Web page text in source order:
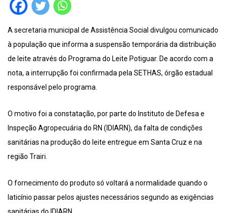
A secretaria municipal de Assistência Social divulgou comunicado
à população que informa a suspensão temporária da distribuição
de leite através do Programa do Leite Potiguar. De acordo com a
nota, a interrupção foi confirmada pela SETHAS, órgão estadual
responsável pelo programa.
O motivo foi a constatação, por parte do Instituto de Defesa e
Inspeção Agropecuária do RN (IDIARN), da falta de condições
sanitárias na produção do leite entregue em Santa Cruz e na
região Trairi.
O fornecimento do produto só voltará a normalidade quando o
laticínio passar pelos ajustes necessários segundo as exigências